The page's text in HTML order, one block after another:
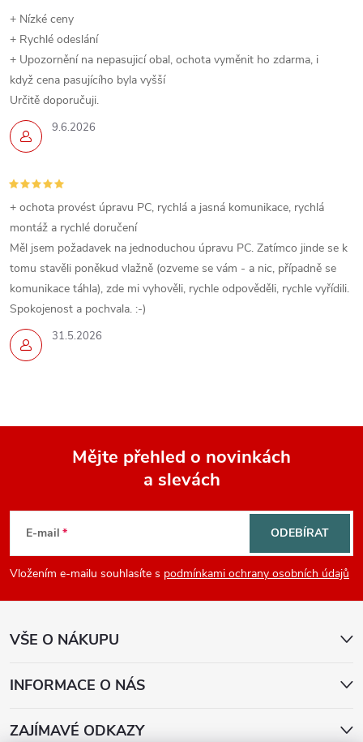
9.6.2026
+ Nízké ceny
+ Rychlé odeslání
+ Upozornění na nepasujicí obal, ochota vyměnit ho zdarma, i
když cena pasujícího byla vyšší
Určitě doporučuji.
31.5.2026
+ ochota provést úpravu PC, rychlá a jasná komunikace, rychlá
montáž a rychlé doručení
Měl jsem požadavek na jednoduchou úpravu PC. Zatímco jinde se k
tomu stavěli poněkud vlažně (ozveme se vám - a nic, případně se
komunikace táhla), zde mi vyhověli, rychle odpověděli, rychle vyřídili.
Spokojenost a pochvala. :-)
p
a
Mějte přehled o novinkách
a slevách
E-mail
Vložením e-mailu souhlasíte s podmínkami ochrany osobních údajů
ODEBÍRAT
VŠE O NÁKUPU
INFORMACE O NÁS
ZAJÍMAVÉ ODKAZY